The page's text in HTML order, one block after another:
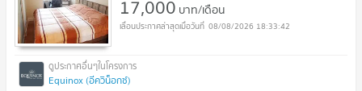
17,000 บาท/เดือน
08/08/2026 18:33:42
Equinox (อีควิน็อกซ์)